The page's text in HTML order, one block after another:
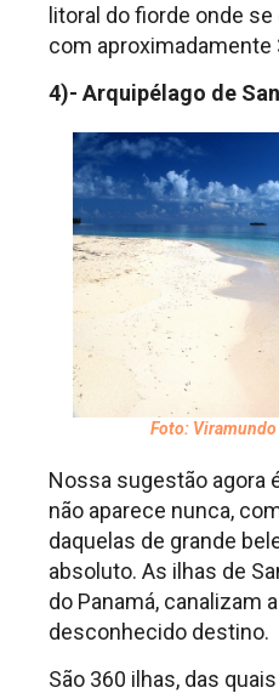
litoral do fiorde onde
com aproximadamente
4)- Arquipélago de
Foto:
Nossa sugestão agora
não aparece nunca,
daquelas de grande
absoluto. As ilhas de
do Panamá, canalizam
desconhecido destino.
São 360 ilhas, das